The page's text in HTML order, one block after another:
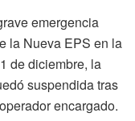
emergencia
la Nueva EPS en la
de diciembre, la
suspendida tras
encargado.